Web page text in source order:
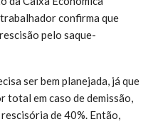
confirma que
pelo saque-
ser bem planejada, já que
total em caso de demissão,
de 40%. Então,